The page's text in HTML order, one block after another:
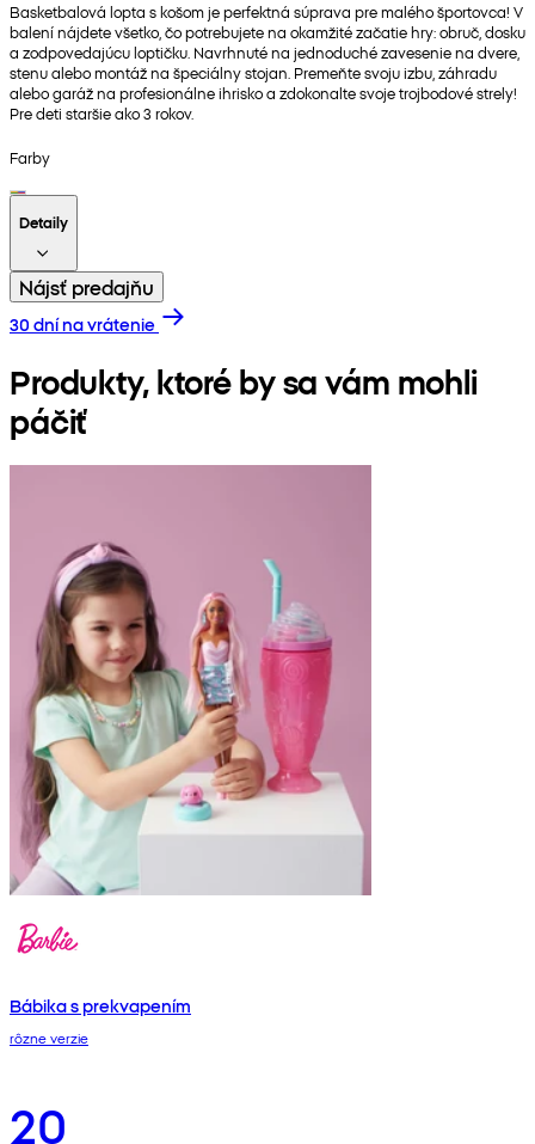
Basketbalová lopta s košom je perfektná súprava pre malého športovca! V
balení nájdete všetko, čo potrebujete na okamžité začatie hry: obruč, dosku
a zodpovedajúcu loptičku. Navrhnuté na jednoduché zavesenie na dvere,
stenu alebo montáž na špeciálny stojan. Premeňte svoju izbu, záhradu
alebo garáž na profesionálne ihrisko a zdokonalte svoje trojbodové strely!
Pre deti staršie ako 3 rokov.
Farby
Detaily
Nájsť predajňu
30 dní na vrátenie
Produkty, ktoré by sa vám mohli
páčiť
Bábika s prekvapením
rôzne verzie
20